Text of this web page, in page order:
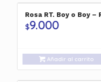
Rosa RT. Boy o Boy
$9.000
Añadir al carrito